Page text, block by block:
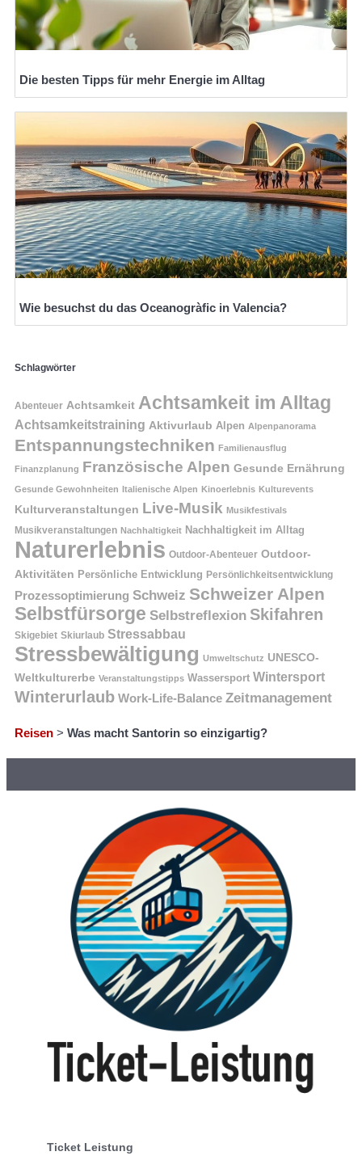
Die besten Tipps für mehr Energie im Alltag
Wie besuchst du das Oceanogràfic in Valencia?
Schlagwörter
Abenteuer Achtsamkeit Achtsamkeit im Alltag
Achtsamkeitstraining Aktivurlaub Alpen Alpenpanorama
Entspannungstechniken Familienausflug
Finanzplanung Französische Alpen Gesunde Ernährung
Gesunde Gewohnheiten Italienische Alpen Kinoerlebnis Kulturevents
Kulturveranstaltungen Live-Musik Musikfestivals
Musikveranstaltungen Nachhaltigkeit Nachhaltigkeit im Alltag
Naturerlebnis Outdoor-Abenteuer Outdoor-
Aktivitäten Persönliche Entwicklung Persönlichkeitsentwicklung
Prozessoptimierung Schweiz Schweizer Alpen
Selbstfürsorge Selbstreflexion Skifahren
Skigebiet Skiurlaub Stressabbau
Stressbewältigung Umweltschutz UNESCO-
Weltkulturerbe Veranstaltungstipps Wassersport Wintersport
Winterurlaub Work-Life-Balance Zeitmanagement
Reisen > Was macht Santorin so einzigartig?
Ticket Leistung